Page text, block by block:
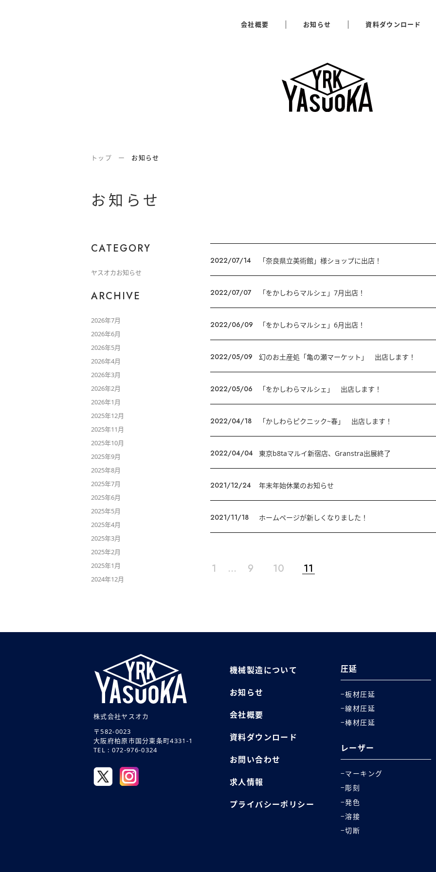
会社概要 お知らせ 資料ダウンロード
トップ お知らせ
お知らせ
2022/07/14 「奈良県立美術館」様ショップに出店！
2022/07/07 「をかしわらマルシェ」7月出店！
2022/06/09 「をかしわらマルシェ」6月出店！
2022/05/09 幻のお土産処「亀の瀬マーケット」 出店します！
2022/05/06 「をかしわらマルシェ」 出店します！
2022/04/18 「かしわらピクニック~春」 出店します！
2022/04/04 東京b8taマルイ新宿店、Granstra出展終了
2021/12/24 年末年始休業のお知らせ
2021/11/18 ホームページが新しくなりました！
1 … 9 10 11
CATEGORY
ヤスオカお知らせ
ARCHIVE
2026年7月
2026年6月
2026年5月
2026年4月
2026年3月
2026年2月
2026年1月
2025年12月
2025年11月
2025年10月
2025年9月
2025年8月
2025年7月
2025年6月
2025年5月
2025年4月
2025年3月
2025年2月
2025年1月
2024年12月
株式会社ヤスオカ
〒582-0023
大阪府柏原市国分東条町4331-1
TEL : 072-976-0324
機械製造について
お知らせ
会社概要
資料ダウンロード
お問い合わせ
求人情報
プライバシーポリシー
圧延
板材圧延
線材圧延
棒材圧延
レーザー
マーキング
彫刻
発色
溶接
切断